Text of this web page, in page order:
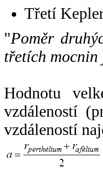
Třetí
"Poměr
třetích
Hodnotu
vzdáleností
vzdáleností